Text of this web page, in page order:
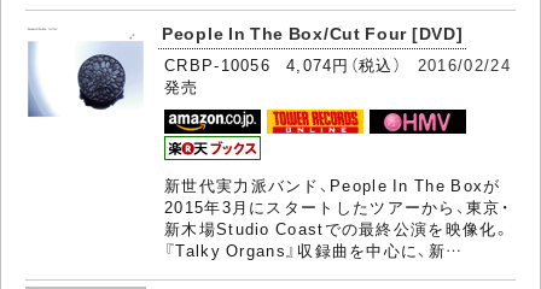
People In The Box/Cut Four [DVD]
CRBP-10056 4,074円（税込） 2016/02/24
発売
新世代実力派バンド、People In The Boxが
2015年3月にスタートしたツアーから、東京・
新木場Studio Coastでの最終公演を映像化。
『Talky Organs』収録曲を中心に、新…